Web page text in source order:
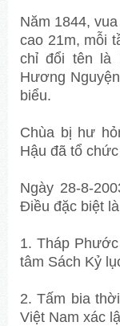
Năm 1844,
cao 21m, mỗi
chỉ đổi tên là
Hương
biểu.
Chùa bị hư
Hậu đã tổ
Ngày 28-8-
Điều đặc biệt
1. Tháp
tâm Sách Kỷ
2. Tấm bia
Việt Nam xác